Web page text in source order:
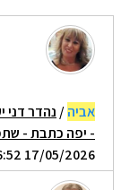
אביה/נהדר דני
- יפה כתבת -
17/05/2026 06:52